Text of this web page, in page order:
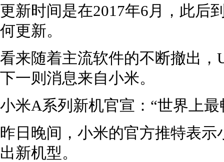
更新时间是在2017年6月，此后
何更新。
看来随着主流软件的不断撤出
下一则消息来自小米。
小米A系列新机官宣：“世界上最
昨日晚间，小米的官方推特表
出新机型。